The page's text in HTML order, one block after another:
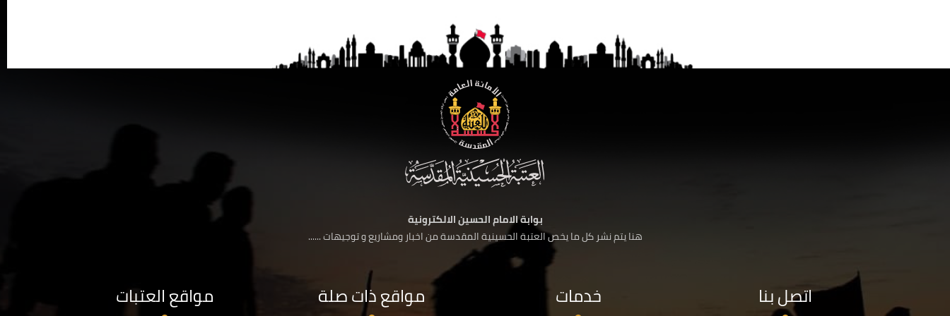
بوابة الامام الحسين الالكترونية
هنا يتم نشر كل ما يخص العتبة الحسينية المقدسة من اخبار ومشاريع و توجيهات ......
اتصل بنا خدمات مواقع ذات صلة مواقع العتبات